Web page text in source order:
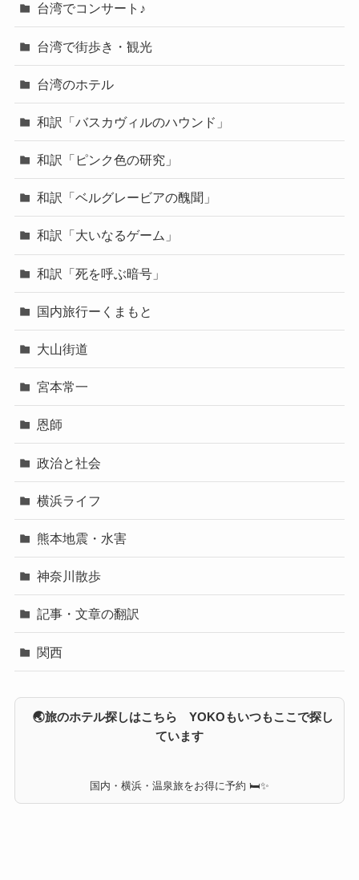
台湾でコンサート♪
台湾で街歩き・観光
台湾のホテル
和訳「バスカヴィルのハウンド」
和訳「ピンク色の研究」
和訳「ベルグレービアの醜聞」
和訳「大いなるゲーム」
和訳「死を呼ぶ暗号」
国内旅行ーくまもと
大山街道
宮本常一
恩師
政治と社会
横浜ライフ
熊本地震・水害
神奈川散歩
記事・文章の翻訳
関西
🌏旅のホテル探しはこちら YOKOもいつもここで探し
ています